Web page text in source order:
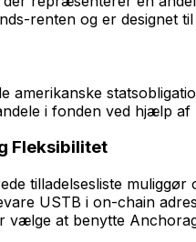
renten og er designet
amerikanske
i fonden ved hjælp
Fleksibilitet
tilladelsesliste
USTB i on-chain
vælge at benytte